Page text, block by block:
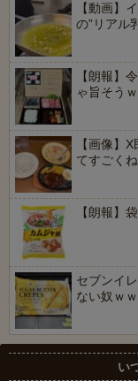
【動画】
の”リアル
【朗報】
ゃ旨そう
【画像】
てすごく
【朗報】
セブンイ
ない奴ｗ
い